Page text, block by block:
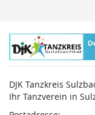
Inhalt
springen
DJK
DJK Tanzkreis
Ihr Tanzverein in